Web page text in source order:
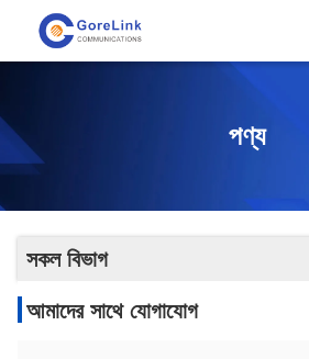
পণ্য
সকল বিভাগ
আমাদের সাথে যোগাযোগ